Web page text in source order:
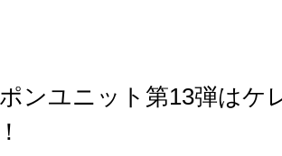
ンユニット第13弾はケ